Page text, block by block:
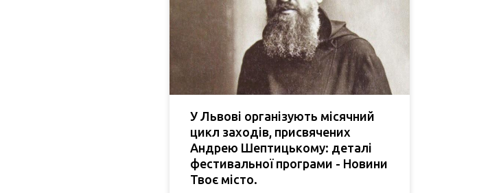
У Львові організують місячний
цикл заходів, присвячених
Андрею Шептицькому: деталі
фестивальної програми - Новини
Твоє місто.